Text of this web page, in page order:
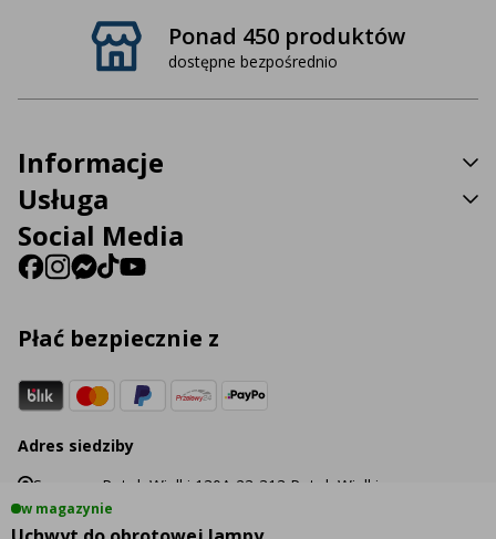
w magazynie
Ponad 450 produktów
dostępne bezpośrednio
Informacje
Usługa
Social Media
Płać bezpiecznie z
Adres siedziby
Sp. z o.o. Potok Wielki 130A 23-313 Potok Wielki